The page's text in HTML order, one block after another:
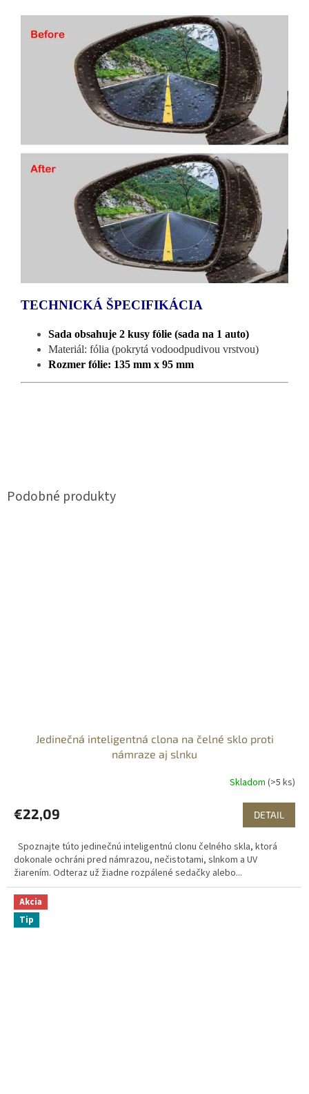
TECHNICKÁ ŠPECIFIKÁCIA
Sada obsahuje 2 kusy fólie (sada na 1 auto)
Materiál: fólia (pokrytá vodoodpudivou vrstvou)
Rozmer fólie: 135 mm x 95 mm
Jedinečná inteligentná clona na čelné sklo proti
námraze aj slnku
Skladom (>5 ks)
€22,09 DETAIL
Spoznajte túto jedinečnú inteligentnú clonu čelného skla, ktorá
dokonale ochráni pred námrazou, nečistotami, slnkom a UV
žiarením. Odteraz už žiadne rozpálené sedačky alebo...
Akcia
Tip